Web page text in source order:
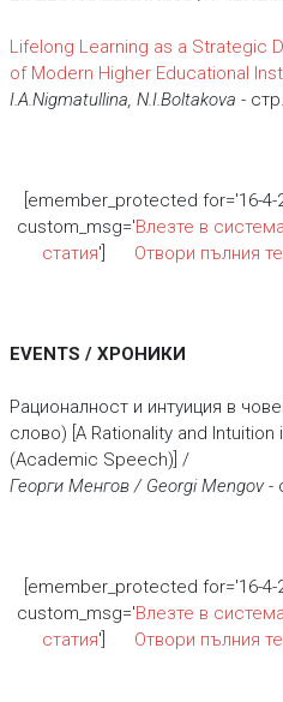
Lifelong Learning аs а Strategic
of Modern Higher Educational
I.A.Nigmatullina, N.I.Boltakova -
[emember_protected for='16-
custom_msg='Влезте в
статия'] Отвори пълния
EVENTS / ХРОНИКИ
Рационалност и интуиция в
слово) [A Rationality and
(Academic Speech)] /
Георги Менгов / Georgi Mengov-
[emember_protected for='16-
custom_msg='Влезте в
статия'] Отвори пълния